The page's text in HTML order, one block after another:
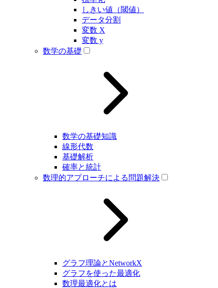
しきい値（閾値）
データ分割
変数 X
変数 y
数学の基礎
数学の基礎知識
線形代数
基礎解析
確率と統計
数理的アプローチによる問題解決
グラフ理論とNetworkX
グラフを使った最適化
数理最適化とは